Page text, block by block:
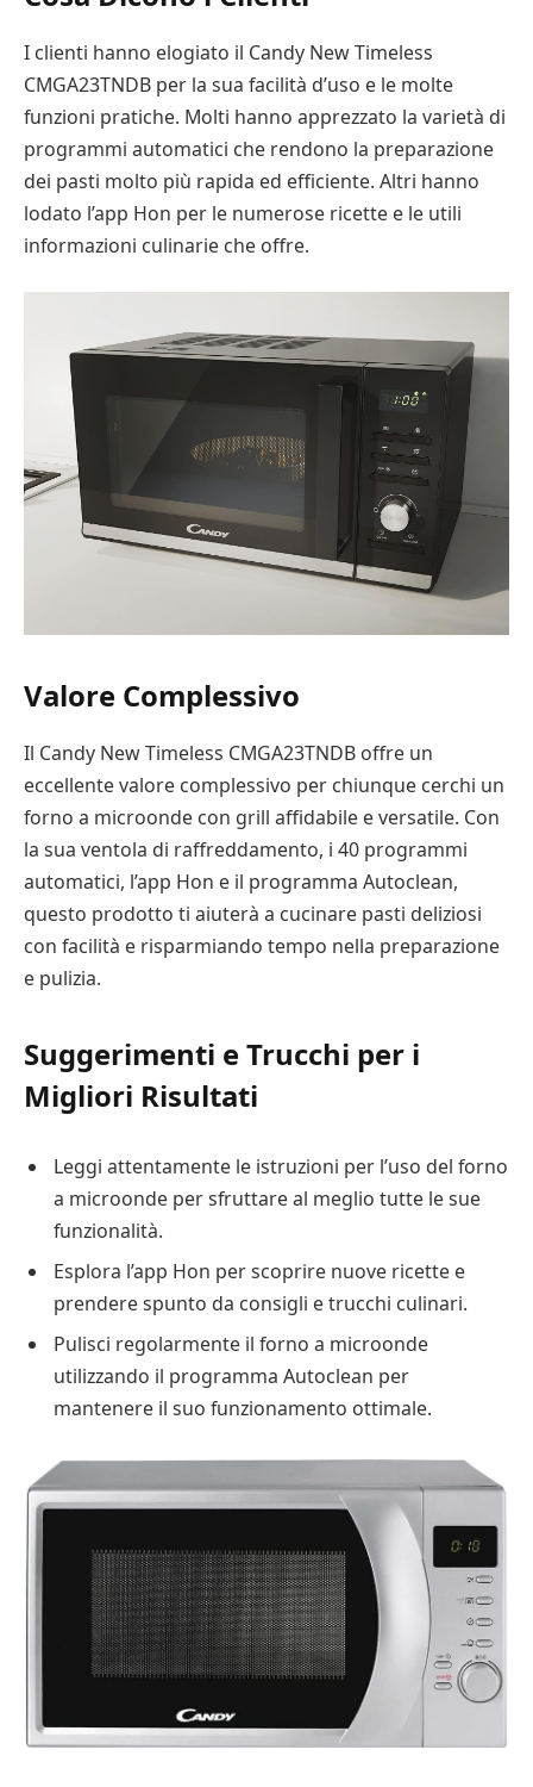
I clienti hanno elogiato il Candy New Timeless
CMGA23TNDB per la sua facilità d’uso e le molte
funzioni pratiche. Molti hanno apprezzato la varietà di
programmi automatici che rendono la preparazione
dei pasti molto più rapida ed efficiente. Altri hanno
lodato l’app Hon per le numerose ricette e le utili
informazioni culinarie che offre.
Valore Complessivo
Il Candy New Timeless CMGA23TNDB offre un
eccellente valore complessivo per chiunque cerchi un
forno a microonde con grill affidabile e versatile. Con
la sua ventola di raffreddamento, i 40 programmi
automatici, l’app Hon e il programma Autoclean,
questo prodotto ti aiuterà a cucinare pasti deliziosi
con facilità e risparmiando tempo nella preparazione
e pulizia.
Suggerimenti e Trucchi per i
Migliori Risultati
Leggi attentamente le istruzioni per l’uso del forno
a microonde per sfruttare al meglio tutte le sue
funzionalità.
Esplora l’app Hon per scoprire nuove ricette e
prendere spunto da consigli e trucchi culinari.
Pulisci regolarmente il forno a microonde
utilizzando il programma Autoclean per
mantenere il suo funzionamento ottimale.